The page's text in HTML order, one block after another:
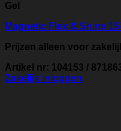
Gel
Magnetic Flex & Shine 15
Prijzen alleen voor
Artikel nr: 104153 /
Zakelijk inloggen